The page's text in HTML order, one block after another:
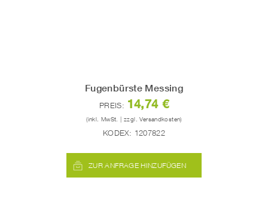
Fugenbürste Messing
PREIS: 14,74 €
(inkl. MwSt. | zzgl. Versandkosten)
KODEX: 1207822
ZUR ANFRAGE HINZUFÜGEN